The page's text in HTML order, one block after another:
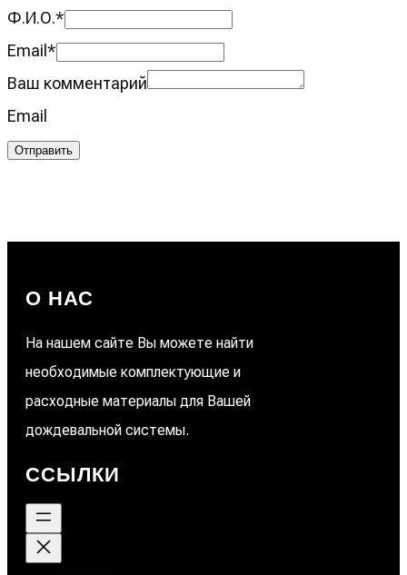
Ф.И.О.*
Email *
Ваш комментарий
Email
Отправить
О НАС
На нашем сайте Вы можете найти
необходимые комплектующие и
расходные материалы для Вашей
дождевальной системы.
ССЫЛКИ